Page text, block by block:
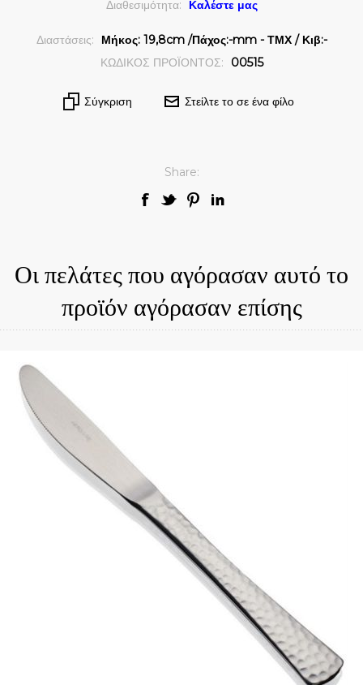
Διαθεσιμότητα: Καλέστε μας
Διαστάσεις:
Μήκος: 19,8cm /Πάχος:-mm - ΤΜΧ / Κιβ:-
ΚΩΔΙΚΟΣ ΠΡΟΪΟΝΤΟΣ:
00515
Σύγκριση Στείλτε το σε ένα φίλο
Share:
Οι πελάτες που αγόρασαν αυτό το
προϊόν αγόρασαν επίσης